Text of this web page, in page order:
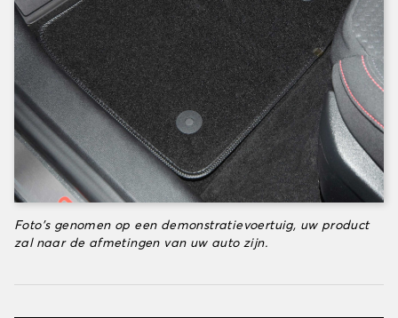
Foto's genomen op een demonstratievoertuig, uw product
zal naar de afmetingen van uw auto zijn.